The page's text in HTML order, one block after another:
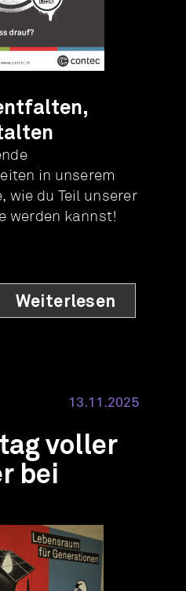
in unserem
wie du Teil unserer
werden kannst!
Weiterlesen
13.11.2025
voller
bei